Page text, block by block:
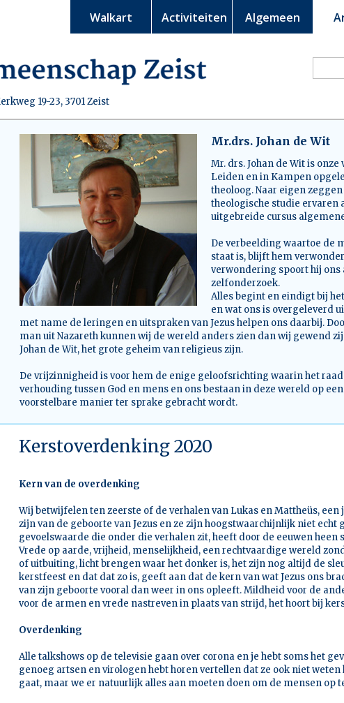
19-23, 3701 Zeist
Walkart Activiteiten Algemeen
Mr.drs. Johan de Wit
Mr. drs. Johan de Wit is
Leiden en in Kampen
theoloog. Naar eigen
theologische studie ervaren
uitgebreide cursus
De verbeelding waartoe de
staat is, blijft hem
verwondering spoort hij ons
zelfonderzoek.
Alles begint en eindigt bij
en wat ons is overgeleverd
met name de leringen en uitspraken van Jezus helpen ons daarbij.
man uit Nazareth kunnen wij de wereld anders zien dan wij gewend
Johan de Wit, het grote geheim van religieus zijn.
De vrijzinnigheid is voor hem de enige geloofsrichting waarin het
verhouding tussen God en mens en ons bestaan in deze wereld op
voorstelbare manier ter sprake gebracht wordt.
Kerstoverdenking 2020
Kern van de overdenking
Wij betwijfelen ten zeerste of de verhalen van Lukas en Mattheüs, een
zijn van de geboorte van Jezus en ze zijn hoogstwaarchijnlijk niet echt
gevoelswaarde die onder die verhalen zit, heeft door de eeuwen heen
Vrede op aarde, vrijheid, menselijkheid, een rechtvaardige wereld
of uitbuiting, licht brengen waar het donker is, het zijn nog altijd de
kerstfeest en dat dat zo is, geeft aan dat de kern van wat Jezus ons
van zijn geboorte vooral dan weer in ons opleeft. Mildheid voor de
voor de armen en vrede nastreven in plaats van strijd, het hoort bij
Overdenking
Alle talkshows op de televisie gaan over corona en je hebt soms het
genoeg artsen en virologen hebt horen vertellen dat ze ook niet weten
gaat, maar we er natuurlijk alles aan moeten doen om de mensen op